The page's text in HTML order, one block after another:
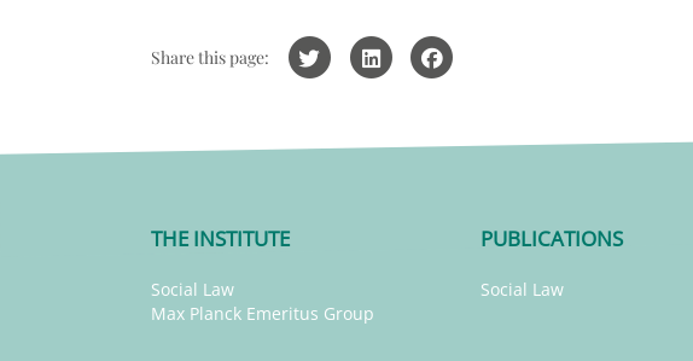
Share this page:
THE INSTITUTE
Social Law
Max Planck Emeritus Group
PUBLICATIONS
Social Law